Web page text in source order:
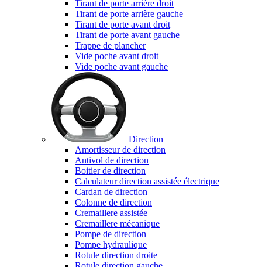
Tirant de porte arrière droit
Tirant de porte arrière gauche
Tirant de porte avant droit
Tirant de porte avant gauche
Trappe de plancher
Vide poche avant droit
Vide poche avant gauche
Direction
Amortisseur de direction
Antivol de direction
Boitier de direction
Calculateur direction assistée électrique
Cardan de direction
Colonne de direction
Cremaillere assistée
Cremaillere mécanique
Pompe de direction
Pompe hydraulique
Rotule direction droite